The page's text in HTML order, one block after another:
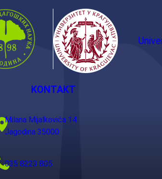
KONTAKT
Milana Mijalkovića 14
Jagodina 35000
035 8223 805